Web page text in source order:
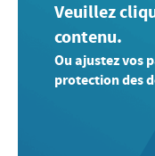
Veuillez
contenu.
Ou ajustez vos
protection des